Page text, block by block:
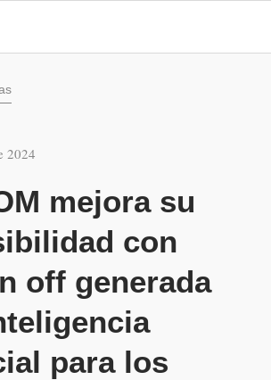
2024
mejora su
con
off generada
para los